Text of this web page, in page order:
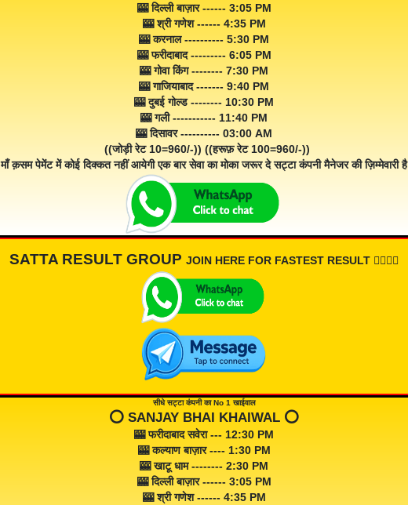
🎰 दिल्ली बाज़ार ------ 3:05 PM
🎰 श्री गणेश ------ 4:35 PM
🎰 करनाल ---------- 5:30 PM
🎰 फरीदाबाद --------- 6:05 PM
🎰 गोवा किंग -------- 7:30 PM
🎰 गाजियाबाद ------- 9:40 PM
🎰 दुबई गोल्ड -------- 10:30 PM
🎰 गली ----------- 11:40 PM
🎰 दिसावर ---------- 03:00 AM
((जोड़ी रेट 10=960/-)) ((हरूफ़ रेट 100=960/-))
माँ क़सम पेमेंट में कोई दिक्कत नहीं आयेगी एक बार सेवा का मोका जरूर दे सट्टा कंपनी मैनेजर की ज़िम्मेवारी है
SATTA RESULT GROUP JOIN HERE FOR FASTEST RESULT 👇🏾👇🏾
सीधे सट्टा कंपनी का No 1 खाईवाल
⭕️ SANJAY BHAI KHAIWAL ⭕️
🎰 फरीदाबाद सवेरा --- 12:30 PM
🎰 कल्याण बाज़ार ---- 1:30 PM
🎰 खाटू धाम -------- 2:30 PM
🎰 दिल्ली बाज़ार ------ 3:05 PM
🎰 श्री गणेश ------ 4:35 PM